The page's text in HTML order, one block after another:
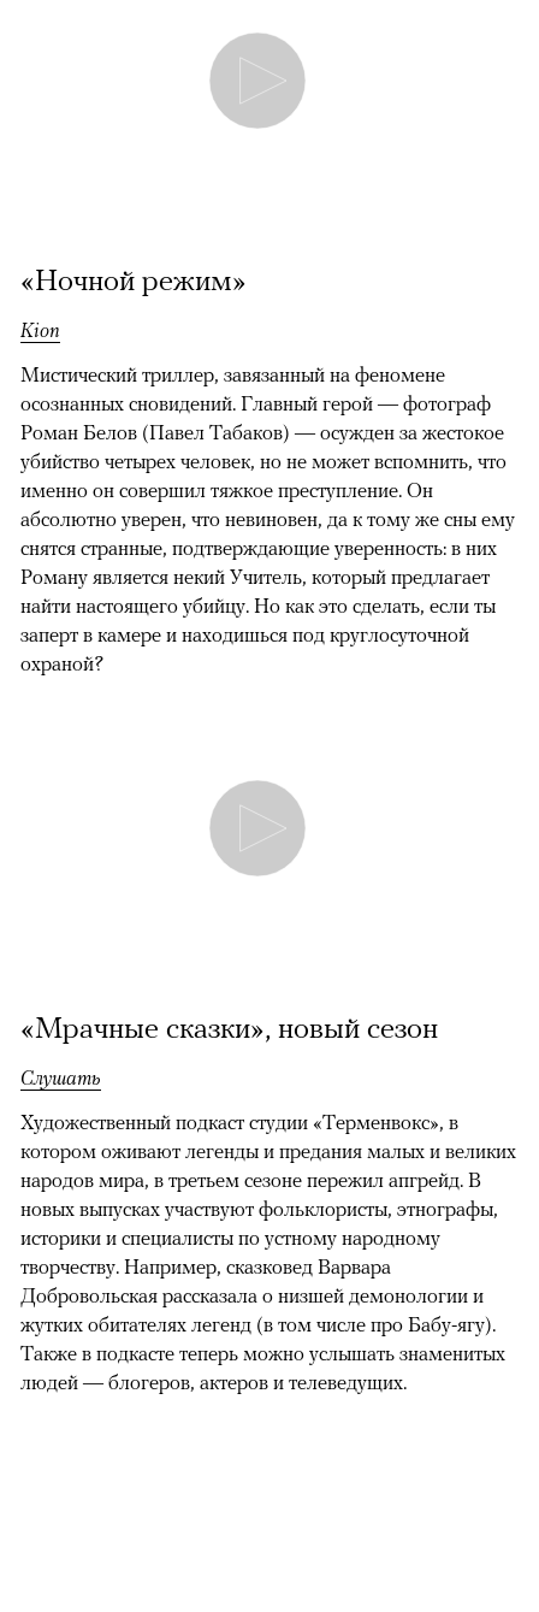
«Ночной режим»
Kion
Мистический триллер, завязанный на феномене
осознанных сновидений. Главный герой — фотограф
Роман Белов (Павел Табаков) — осужден за жестокое
убийство четырех человек, но не может вспомнить, что
именно он совершил тяжкое преступление. Он
абсолютно уверен, что невиновен, да к тому же сны ему
снятся странные, подтверждающие уверенность: в них
Роману является некий Учитель, который предлагает
найти настоящего убийцу. Но как это сделать, если ты
заперт в камере и находишься под круглосуточной
охраной?
«Мрачные сказки», новый сезон
Слушать
Художественный подкаст студии «Терменвокс», в
котором оживают легенды и предания малых и великих
народов мира, в третьем сезоне пережил апгрейд. В
новых выпусках участвуют фольклористы, этнографы,
историки и специалисты по устному народному
творчеству. Например, сказковед Варвара
Добровольская рассказала о низшей демонологии и
жутких обитателях легенд (в том числе про Бабу-ягу).
Также в подкасте теперь можно услышать знаменитых
людей — блогеров, актеров и телеведущих.